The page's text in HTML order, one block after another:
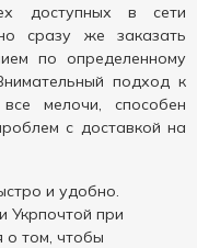
доступных в сети
сразу же заказать
по определенному
подход к
мелочи, способен
с доставкой на
и удобно.
Укрпочтой при
о том, чтобы